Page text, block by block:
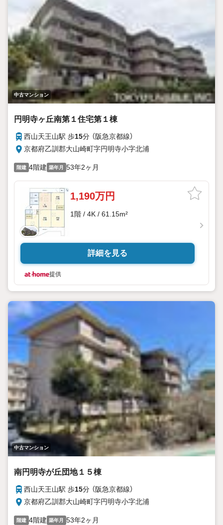
中古マンション
円明寺ヶ丘南第１住宅第１棟
西山天王山駅 歩15分 （阪急京都線）
京都府乙訓郡大山崎町字円明寺小字北浦
階建 4階建 築年月 53年2ヶ月
1,190万円
1階 / 4K / 61.15m²
詳細を見る
提供
中古マンション
南円明寺が丘団地１５棟
西山天王山駅 歩15分 （阪急京都線）
京都府乙訓郡大山崎町字円明寺小字北浦
階建 4階建 築年月 53年2ヶ月